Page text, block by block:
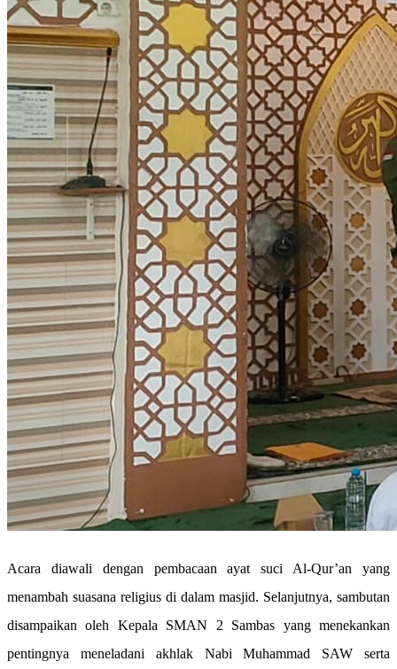
Acara diawali dengan pembacaan ayat suci Al-Qur’an yang
menambah suasana religius di dalam masjid. Selanjutnya, sambutan
disampaikan oleh Kepala SMAN 2 Sambas yang menekankan
pentingnya meneladani akhlak Nabi Muhammad SAW serta